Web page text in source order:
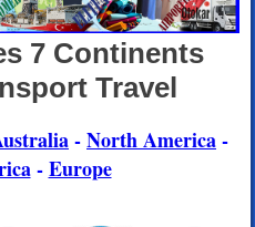
7 Continents
Travel
-North America-
-Europe